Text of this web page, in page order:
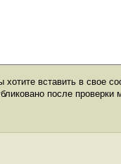
вставить в свое
после проверки